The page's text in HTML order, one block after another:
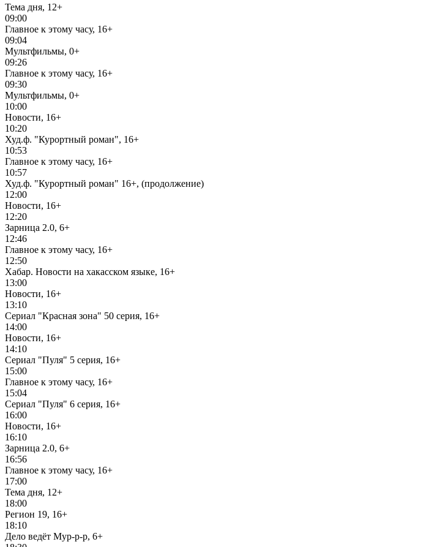
Тема дня, 12+
09:00
Главное к этому часу, 16+
09:04
Мультфильмы, 0+
09:26
Главное к этому часу, 16+
09:30
Мультфильмы, 0+
10:00
Новости, 16+
10:20
Худ.ф. "Курортный роман", 16+
10:53
Главное к этому часу, 16+
10:57
Худ.ф. "Курортный роман" 16+, (продолжение)
12:00
Новости, 16+
12:20
Зарница 2.0, 6+
12:46
Главное к этому часу, 16+
12:50
Хабар. Новости на хакасском языке, 16+
13:00
Новости, 16+
13:10
Сериал "Красная зона" 50 серия, 16+
14:00
Новости, 16+
14:10
Сериал "Пуля" 5 серия, 16+
15:00
Главное к этому часу, 16+
15:04
Сериал "Пуля" 6 серия, 16+
16:00
Новости, 16+
16:10
Зарница 2.0, 6+
16:56
Главное к этому часу, 16+
17:00
Тема дня, 12+
18:00
Регион 19, 16+
18:10
Дело ведёт Мур-р-р, 6+